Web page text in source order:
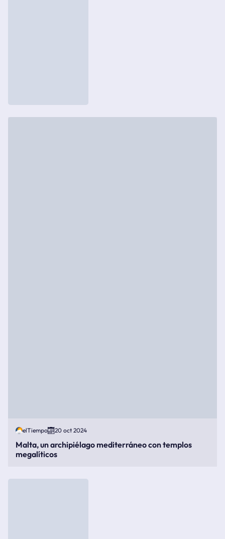
elTiempo 20 oct 2024
Malta, un archipiélago mediterráneo con templos
megalíticos